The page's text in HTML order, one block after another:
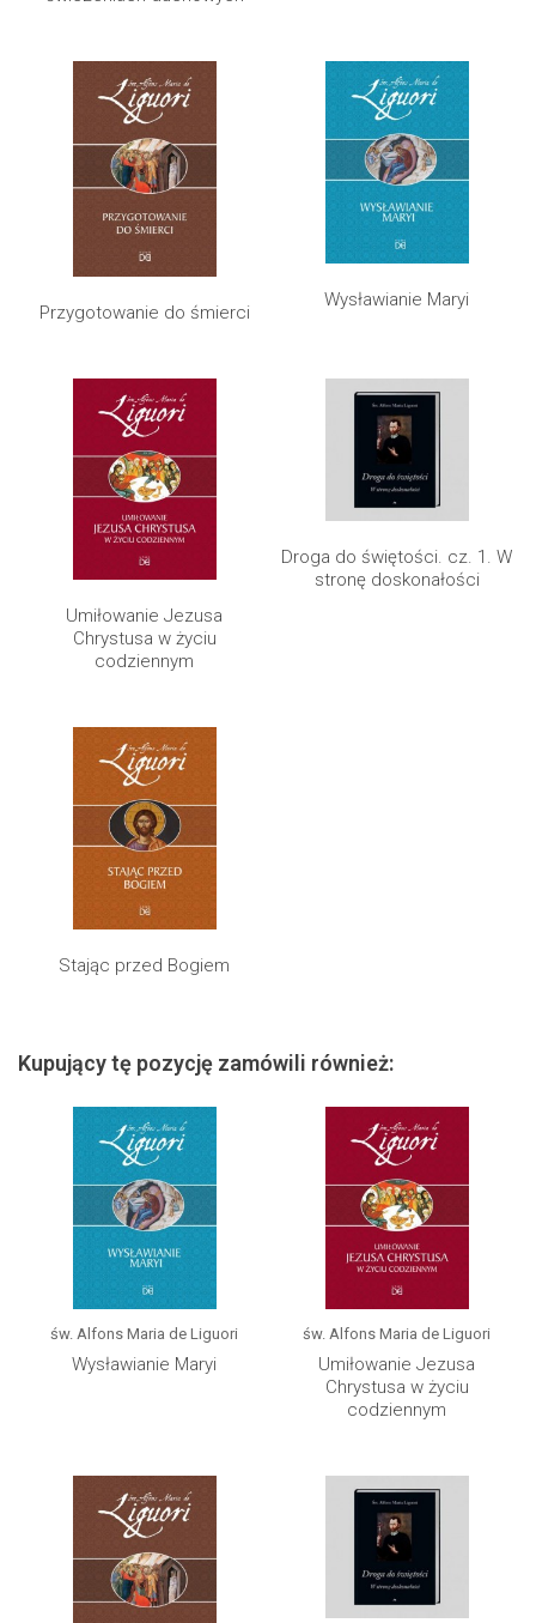
Przygotowanie do śmierci
Wysławianie Maryi
Umiłowanie Jezusa
Chrystusa w życiu
codziennym
Droga do świętości. cz. 1. W
stronę doskonałości
Stając przed Bogiem
Kupujący tę pozycję zamówili również:
św. Alfons Maria de Liguori
Wysławianie Maryi
św. Alfons Maria de Liguori
Umiłowanie Jezusa
Chrystusa w życiu
codziennym